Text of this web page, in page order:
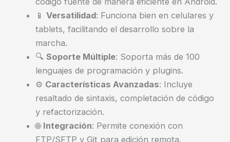
📱Versatilidad: Funciona bien en celulares y
tablets, facilitando el desarrollo sobre la
marcha.
🔍Soporte Múltiple: Soporta más de 100
lenguajes de programación y plugins.
⚙️ Características Avanzadas: Incluye
resaltado de sintaxis, completación de código
y refactorización.
🌐 Integración: Permite conexión con
FTP/SFTP y Git para edición remota.